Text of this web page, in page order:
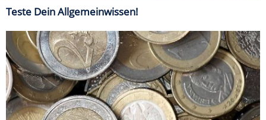
Teste Dein Allgemeinwissen!